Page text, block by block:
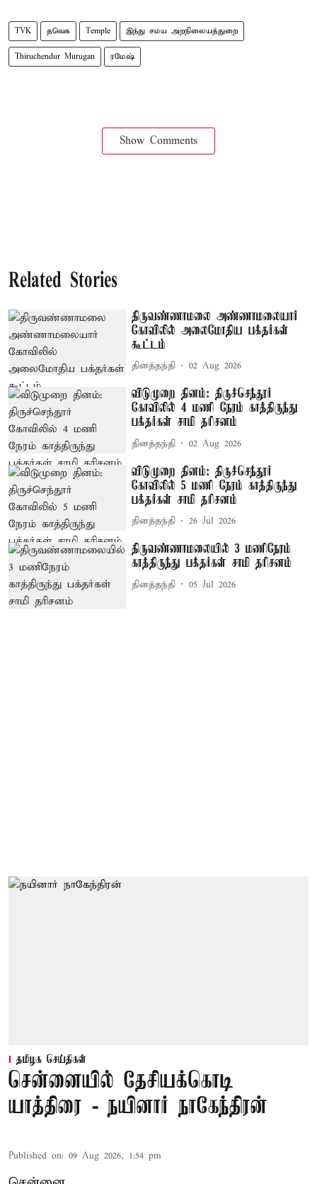
TVK தவெக Temple இந்து சமய அறநிலையத்துறை
Thiruchendur Murugan ரமேஷ்
Show Comments
Related Stories
திருவண்ணாமலை அண்ணாமலையார்
கோவிலில் அலைமோதிய பக்தர்கள்
கூட்டம்
தினத்தந்தி 02 Aug 2026
விடுமுறை தினம்: திருச்செந்தூர்
கோவிலில் 4 மணி நேரம் காத்திருந்து
பக்தர்கள் சாமி தரிசனம்
தினத்தந்தி 02 Aug 2026
விடுமுறை தினம்: திருச்செந்தூர்
கோவிலில் 5 மணி நேரம் காத்திருந்து
பக்தர்கள் சாமி தரிசனம்
தினத்தந்தி 26 Jul 2026
திருவண்ணாமலையில் 3 மணிநேரம்
காத்திருந்து பக்தர்கள் சாமி தரிசனம்
தினத்தந்தி 05 Jul 2026
தமிழக செய்திகள்
சென்னையில் தேசியக்கொடி
யாத்திரை - நயினார் நாகேந்திரன்
Published on: 09 Aug 2026, 1:54 pm